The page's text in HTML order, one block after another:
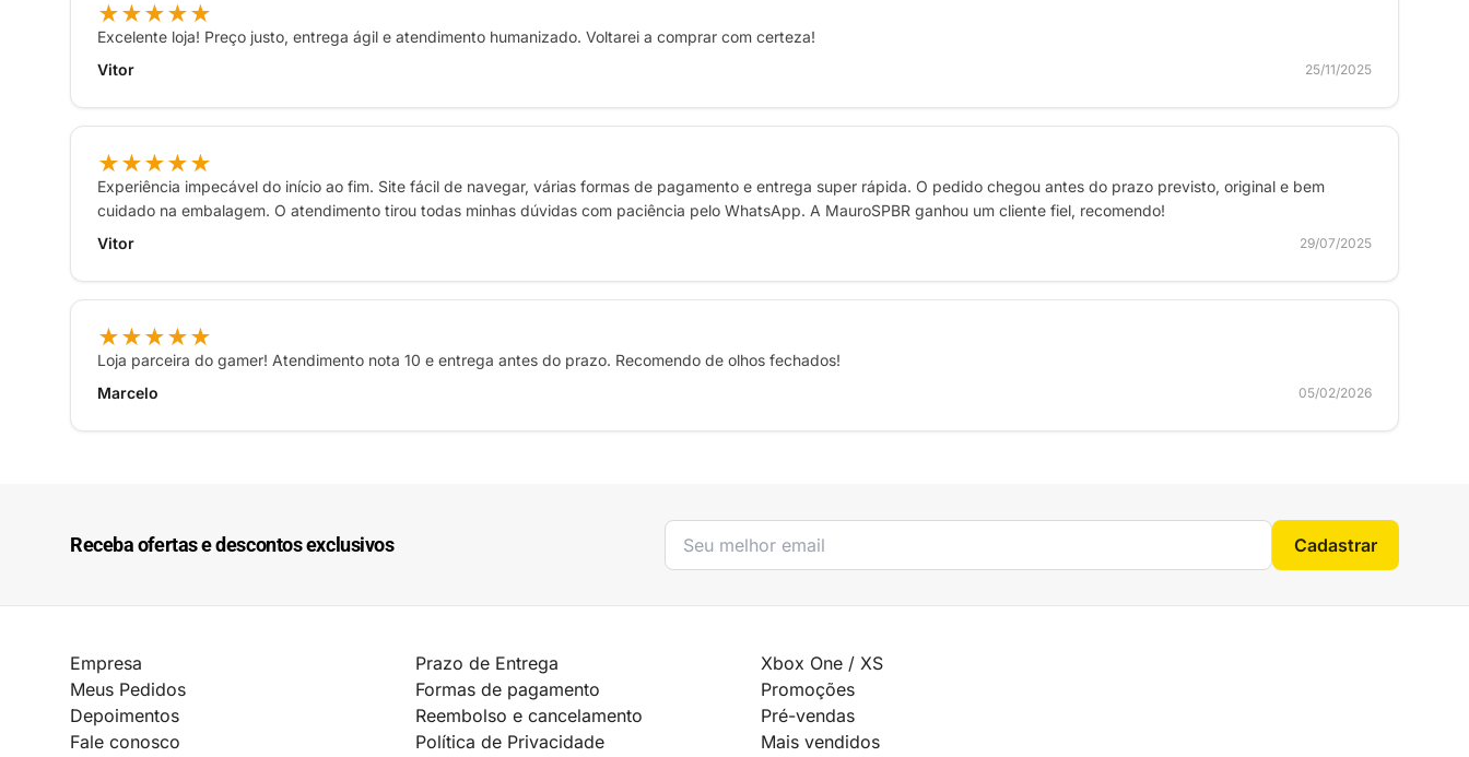
★★★★★
Excelente loja! Preço justo, entrega ágil e atendimento humanizado. Voltarei a comprar com certeza!
Vitor
25/11/2025
★★★★★
Experiência impecável do início ao fim. Site fácil de navegar, várias formas de pagamento e entrega super rápida. O pedido chegou antes do prazo previsto, original e bem
cuidado na embalagem. O atendimento tirou todas minhas dúvidas com paciência pelo WhatsApp. A MauroSPBR ganhou um cliente fiel, recomendo!
Vitor
29/07/2025
★★★★★
Loja parceira do gamer! Atendimento nota 10 e entrega antes do prazo. Recomendo de olhos fechados!
Marcelo
05/02/2026
Receba ofertas e descontos exclusivos Cadastrar
Empresa
Meus Pedidos
Depoimentos
Fale conosco
Prazo de Entrega
Formas de pagamento
Reembolso e cancelamento
Política de Privacidade
Xbox One / XS
Promoções
Pré-vendas
Mais vendidos